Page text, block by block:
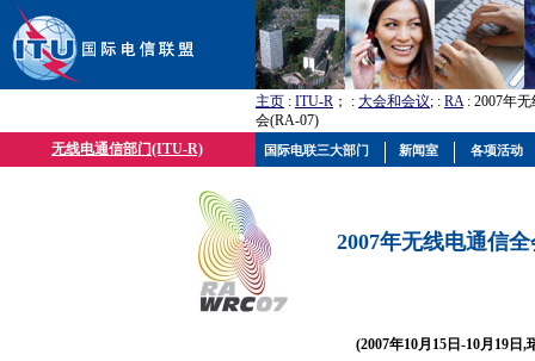
主页 : ITU-R ； : 大会和会议; : RA: 2007年
会(RA-07)
无线电通信部门(ITU-R)
2007年无线电通信
(2007年10月15日-10月19日,
国际电联三大部门 新闻室 各项活动